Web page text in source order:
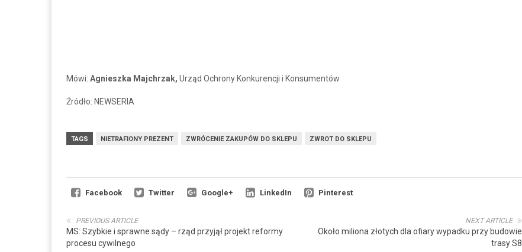
Mówi: Agnieszka Majchrzak, Urząd Ochrony Konkurencji i Konsumentów
Źródło: NEWSERIA
TAGS NIETRAFIONY PREZENT ZWRÓCENIE ZAKUPÓW DO SKLEPU ZWROT DO SKLEPU
Facebook Twitter Google+ LinkedIn Pinterest
NEXT ARTICLE
Około miliona złotych dla ofiary wypadku przy budowie
trasy S8
PREVIOUS ARTICLE
MS: Szybkie i sprawne sądy – rząd przyjął projekt reformy
procesu cywilnego